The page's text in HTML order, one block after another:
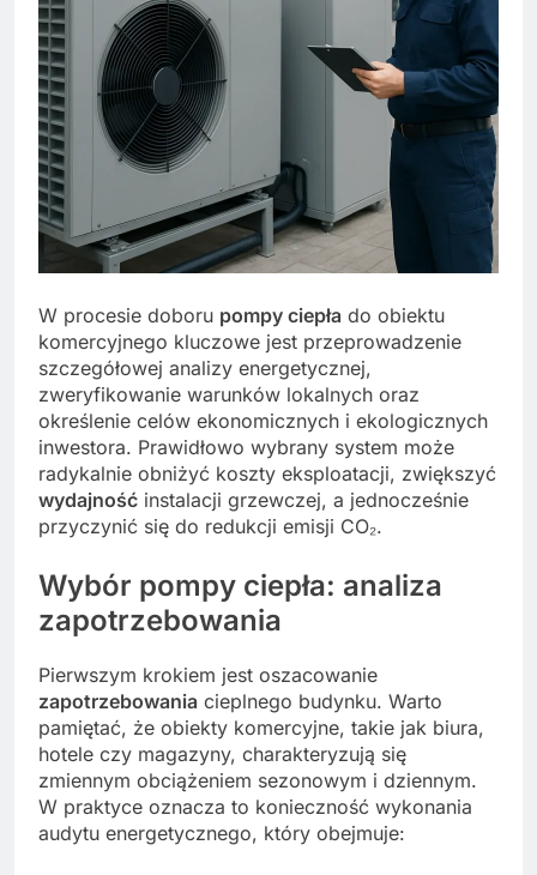
W procesie doboru pompy ciepła do obiektu
komercyjnego kluczowe jest przeprowadzenie
szczegółowej analizy energetycznej,
zweryfikowanie warunków lokalnych oraz
określenie celów ekonomicznych i ekologicznych
inwestora. Prawidłowo wybrany system może
radykalnie obniżyć koszty eksploatacji, zwiększyć
wydajność instalacji grzewczej, a jednocześnie
przyczynić się do redukcji emisji CO₂.
Wybór pompy ciepła: analiza
zapotrzebowania
Pierwszym krokiem jest oszacowanie
zapotrzebowania cieplnego budynku. Warto
pamiętać, że obiekty komercyjne, takie jak biura,
hotele czy magazyny, charakteryzują się
zmiennym obciążeniem sezonowym i dziennym.
W praktyce oznacza to konieczność wykonania
audytu energetycznego, który obejmuje: